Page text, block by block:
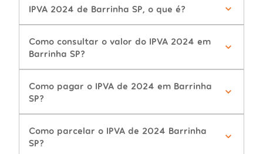
IPVA 2024 de Barrinha SP, o que é?
Como consultar o valor do IPVA 2024 em
Barrinha SP?
Como pagar o IPVA de 2024 em Barrinha
SP?
Como parcelar o IPVA de 2024 Barrinha
SP?